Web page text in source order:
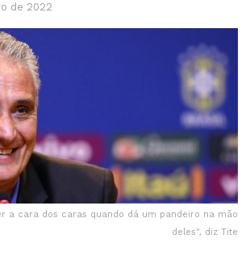
de 2022
a cara dos caras quando dá um pandeiro na mão
deles", diz Tite